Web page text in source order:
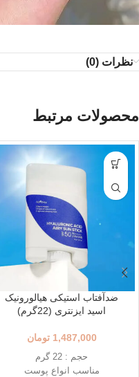
نظرات (0)
محصولات مرتبط
ضدآفتاب استیکی هیالورونیک
اسید ایزنتری (22گرم)
1,487,000 تومان
حجم : 22 گرم
مناسب انواع پوست